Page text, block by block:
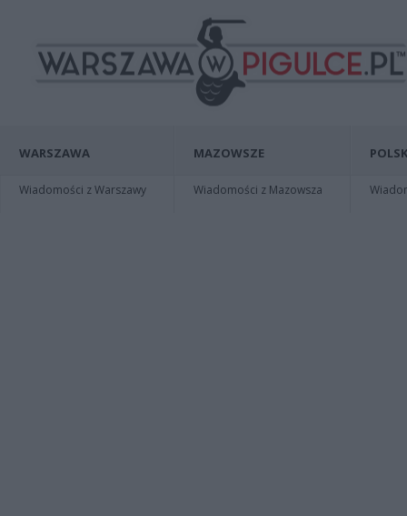
WARSZAWA
Wiadomości z Warszawy
MAZOWSZE
Wiadomości z Mazowsza